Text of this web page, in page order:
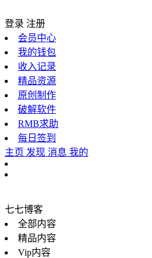
登录 注册
会员中心
我的钱包
收入记录
精品资源
原创制作
破解软件
RMB求助
每日签到
主页 发现 消息 我的
七七博客
全部内容
精品内容
Vip内容